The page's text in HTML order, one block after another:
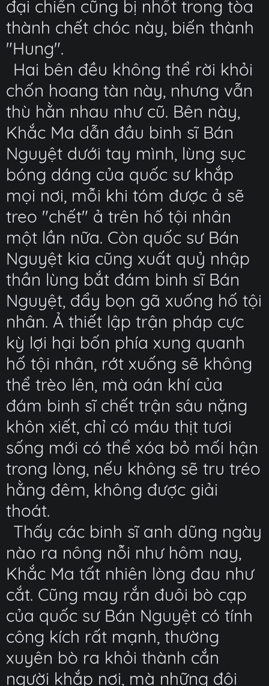
đại chiến cũng bị nhốt trong tòa
thành chết chóc này, biến thành
"Hung".
Hai bên đều không thể rời khỏi
chốn hoang tàn này, nhưng vẫn
thù hằn nhau như cũ. Bên này,
Khắc Ma dẫn đầu binh sĩ Bán
Nguyệt dưới tay mình, lùng sục
bóng dáng của quốc sư khắp
mọi nơi, mỗi khi tóm được ả sẽ
treo "chết" ả trên hố tội nhân
một lần nữa. Còn quốc sư Bán
Nguyệt kia cũng xuất quỷ nhập
thần lùng bắt đám binh sĩ Bán
Nguyệt, đẩy bọn gã xuống hố tội
nhân. Ả thiết lập trận pháp cực
kỳ lợi hại bốn phía xung quanh
hố tội nhân, rớt xuống sẽ không
thể trèo lên, mà oán khí của
đám binh sĩ chết trận sâu nặng
khôn xiết, chỉ có máu thịt tươi
sống mới có thể xóa bỏ mối hận
trong lòng, nếu không sẽ tru tréo
hằng đêm, không được giải
thoát.
Thấy các binh sĩ anh dũng ngày
nào ra nông nỗi như hôm nay,
Khắc Ma tất nhiên lòng đau như
cắt. Cũng may rắn đuôi bò cạp
của quốc sư Bán Nguyệt có tính
công kích rất mạnh, thường
xuyên bò ra khỏi thành cắn
người khắp nơi, mà những đội